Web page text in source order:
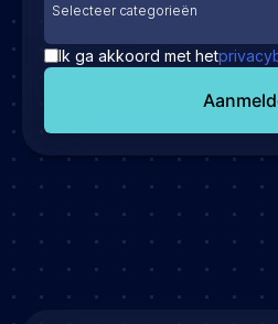
Selecteer categorieën
Ik ga akkoord met het